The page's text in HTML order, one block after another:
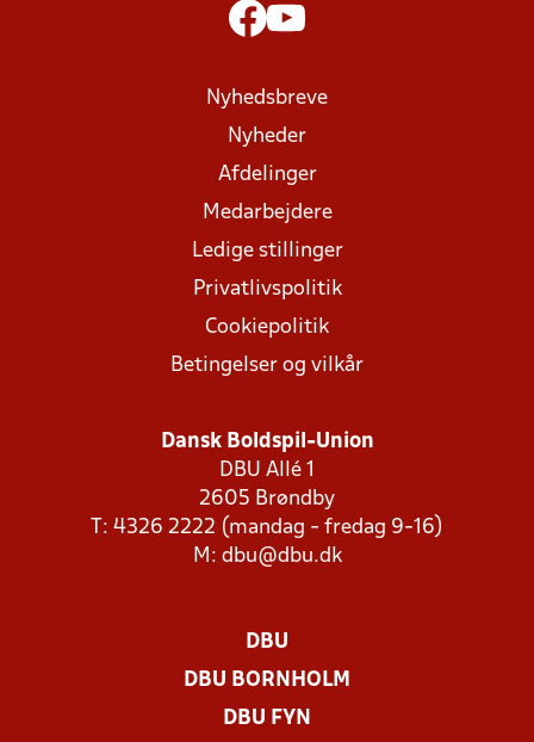
Nyhedsbreve
Nyheder
Afdelinger
Medarbejdere
Ledige stillinger
Privatlivspolitik
Cookiepolitik
Betingelser og vilkår
Dansk Boldspil-Union
DBU Allé 1
2605 Brøndby
T: 4326 2222 (mandag - fredag 9-16)
M: dbu@dbu.dk
DBU
DBU BORNHOLM
DBU FYN